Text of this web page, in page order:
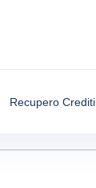
Recupero Crediti